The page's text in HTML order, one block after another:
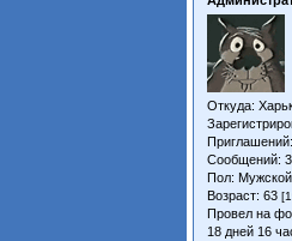
Откуда:
Приглашений:
Сообщений:
Пол: Мужской
Возраст: 63
Провел на
18 дней 16